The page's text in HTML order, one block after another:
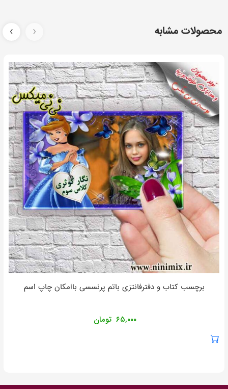
محصولات مشابه
برچسب کتاب و دفترفانتزی باتم پرنسسی باامکان چاپ اسم
۶۵,۰۰۰ تومان
‹
›